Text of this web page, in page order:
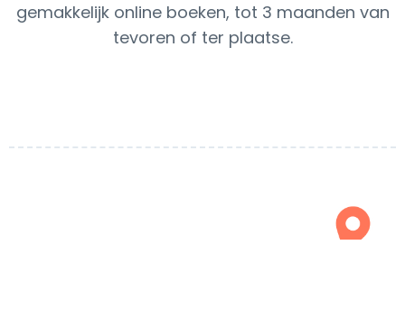
gemakkelijk online boeken, tot 3 maanden van
tevoren of ter plaatse.